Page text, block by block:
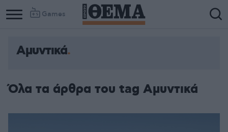
Games
Αμυντικά
Όλα τα άρθρα του tag Αμυντικά